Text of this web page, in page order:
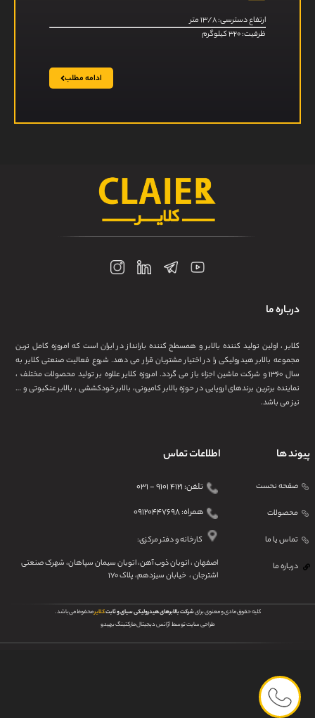
ارتفاع دسترسی: ۱۳/۸ متر
ظرفیت: ۳۲۰ کیلوگرم
ادامه مطلب
درباره ما
کلایر ، اولین تولید کننده بالابر و همسطح کننده بارانداز در ایران است که امروزه کامل ترین
مجموعه بالابر هیدرولیکی را در اختیار مشتریان قرار می دهد. شروع فعالیت صنعتی کلایر به
سال ۱۳۶۰ و شرکت ماشین اجزاء باز می گردد. امروزه کلایر علاوه بر تولید محصولات مختلف ،
نماینده برترین برندهای اروپایی در حوزه بالابر کامیونی، بالابر خودکششی ، بالابر عنکبوتی و …
نیز می باشد.
پیوند ها
صفحه نحست
محصولات
تماس یا ما
درباره ما
اطلاعات تماس
تلفن: ۴۱۲۱ ۹۱۰۱ - ۰۳۱
همراه: ۰۹۱۲۰۴۴۷۶۹۸
کارخانه و دفتر مرکزی:
اصفهان ، اتوبان ذوب آهن، اتوبان سیمان سپاهان، شهرک صنعتی
اشترجان ، خیابان سیزدهم، پلاک ۱۷۰
کلیه حقوق مادی و معنوی برایشرکت بالابرهای هیدرولیکی سیای و ثابتکلایرمحفوظ می‌باشد .
طراحی سایت توسطآژانس دیجیتال مارکتینگ بهیدو